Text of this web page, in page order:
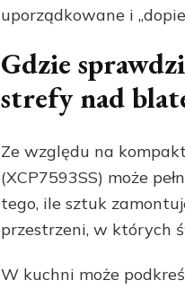
uporządkowane i
Gdzie
strefy nad
Ze względu na
(XCP7593SS) może
tego, ile sztuk
przestrzeni, w których
W kuchni może